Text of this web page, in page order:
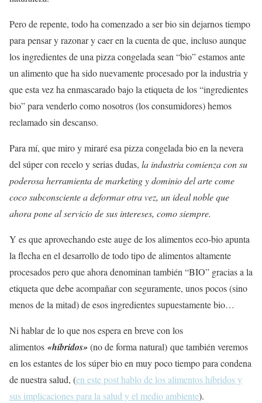
Pero de repente, todo ha comenzado a ser bio sin dejarnos tiempo
para pensar y razonar y caer en la cuenta de que, incluso aunque
los ingredientes de una pizza congelada sean “bio” estamos ante
un alimento que ha sido nuevamente procesado por la industria y
que esta vez ha enmascarado bajo la etiqueta de los “ingredientes
bio” para venderlo como nosotros (los consumidores) hemos
reclamado sin descanso.
Para mí, que miro y miraré esa pizza congelada bio en la nevera
del súper con recelo y serias dudas, la industria comienza con su
poderosa herramienta de marketing y dominio del arte come
coco subconsciente a deformar otra vez, un ideal noble que
ahora pone al servicio de sus intereses, como siempre.
Y es que aprovechando este auge de los alimentos eco-bio apunta
la flecha en el desarrollo de todo tipo de alimentos altamente
procesados pero que ahora denominan también “BIO” gracias a la
etiqueta que debe acompañar con seguramente, unos pocos (sino
menos de la mitad) de esos ingredientes supuestamente bio…
Ni hablar de lo que nos espera en breve con los
alimentos «híbridos»(no de forma natural) que también veremos
en los estantes de los súper bio en muy poco tiempo para condena
de nuestra salud, (en este post hablo de los alimentos híbridos y
sus implicaciones para la salud y el medio ambiente).